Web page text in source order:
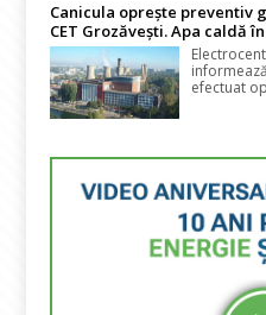
Canicula oprește preventiv
CET Grozăvești. Apa caldă
efectuat